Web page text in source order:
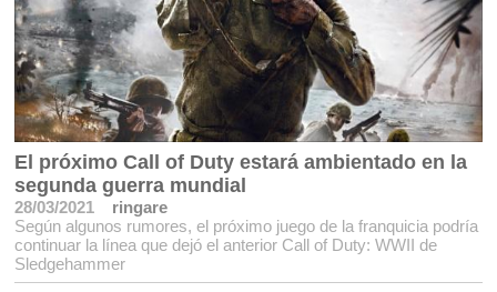
El próximo Call of Duty estará ambientado en la
segunda guerra mundial
28/03/2021
ringare
Según algunos rumores, el próximo juego de la franquicia podría
continuar la línea que dejó el anterior Call of Duty: WWII de
Sledgehammer